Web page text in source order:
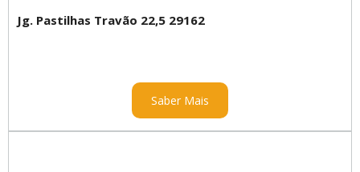
Jg. Pastilhas Travão 22,5 29162
Saber Mais